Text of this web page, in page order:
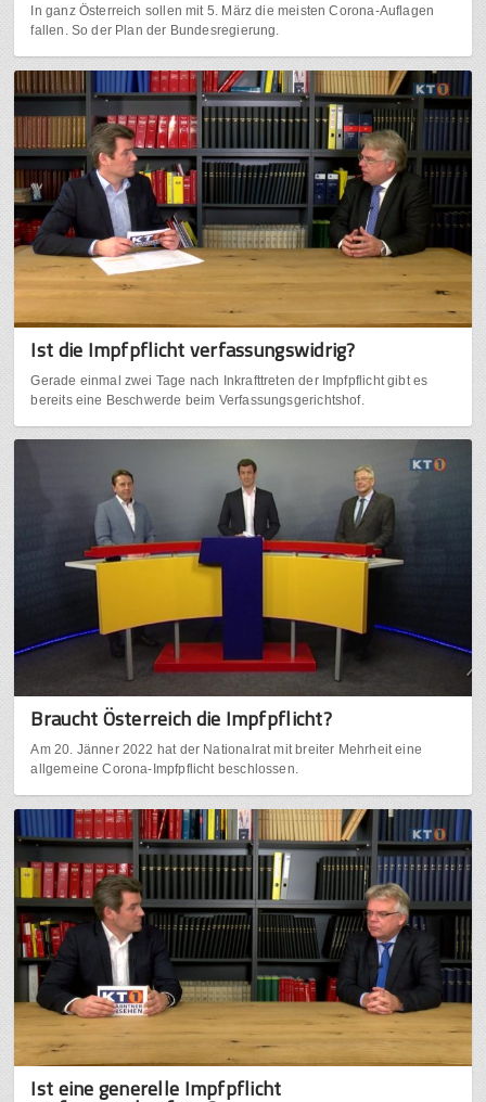
In ganz Österreich sollen mit 5. März die meisten Corona-Auflagen
fallen. So der Plan der Bundesregierung.
Ist die Impfpflicht verfassungswidrig?
Gerade einmal zwei Tage nach Inkrafttreten der Impfpflicht gibt es
bereits eine Beschwerde beim Verfassungsgerichtshof.
Braucht Österreich die Impfpflicht?
Am 20. Jänner 2022 hat der Nationalrat mit breiter Mehrheit eine
allgemeine Corona-Impfpflicht beschlossen.
Ist eine generelle Impfpflicht